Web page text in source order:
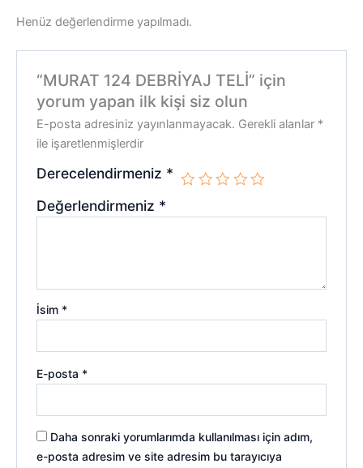
Henüz değerlendirme yapılmadı.
“MURAT 124 DEBRİYAJ TELİ” için
yorum yapan ilk kişi siz olun
E-posta adresiniz yayınlanmayacak. Gerekli alanlar *
ile işaretlenmişlerdir
Derecelendirmeniz *
Değerlendirmeniz *
İsim *
E-posta *
Daha sonraki yorumlarımda kullanılması için adım,
e-posta adresim ve site adresim bu tarayıcıya